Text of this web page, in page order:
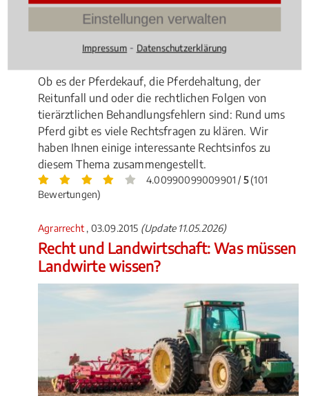
Ob es der Pferdekauf, die Pferdehaltung, der
Reitunfall und oder die rechtlichen Folgen von
tierärztlichen Behandlungsfehlern sind: Rund ums
Pferd gibt es viele Rechtsfragen zu klären. Wir
haben Ihnen einige interessante Rechtsinfos zu
diesem Thema zusammengestellt.
4.00990099009901 / 5(101
Bewertungen)
Agrarrecht , 03.09.2015 (Update 11.05.2026)
Recht und Landwirtschaft: Was müssen
Landwirte wissen?
Einstellungen verwalten
Impressum ⁃ Datenschutzerklärung